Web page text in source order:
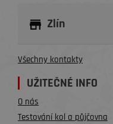
Zlín
Všechny kontakty
UŽITEČNÉ INFO
O nás
Testování kol a půjčovna